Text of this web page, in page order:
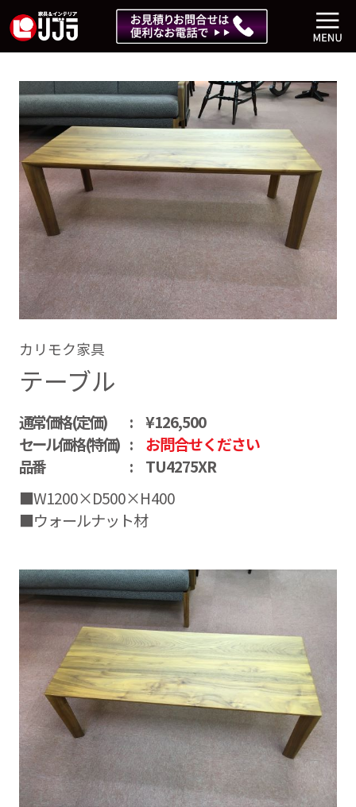
カリモク家具
テーブル
通常価格(定価)
¥126,500
セール価格(特価)
お問合せください
品番
TU4275XR
■W1200×D500×H400
■ウォールナット材